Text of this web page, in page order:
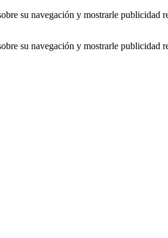
su navegación y mostrarle publicidad
su navegación y mostrarle publicidad